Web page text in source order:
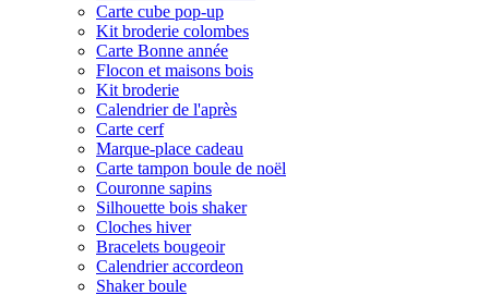
Carte cube pop-up
Kit broderie colombes
Carte Bonne année
Flocon et maisons bois
Kit broderie
Calendrier de l'après
Carte cerf
Marque-place cadeau
Carte tampon boule de noël
Couronne sapins
Silhouette bois shaker
Cloches hiver
Bracelets bougeoir
Calendrier accordeon
Shaker boule